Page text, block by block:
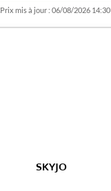
Prix mis à jour : 06/08/2026 14:30
SKYJO